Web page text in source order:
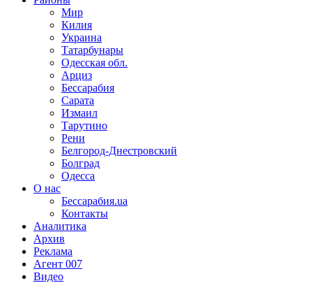
Мир
Килия
Украина
Татарбунары
Одесская обл.
Арциз
Бессарабия
Сарата
Измаил
Тарутино
Рени
Белгород-Днестровский
Болград
Одесса
О нас
Бессарабия.ua
Контакты
Аналитика
Архив
Реклама
Агент 007
Видео